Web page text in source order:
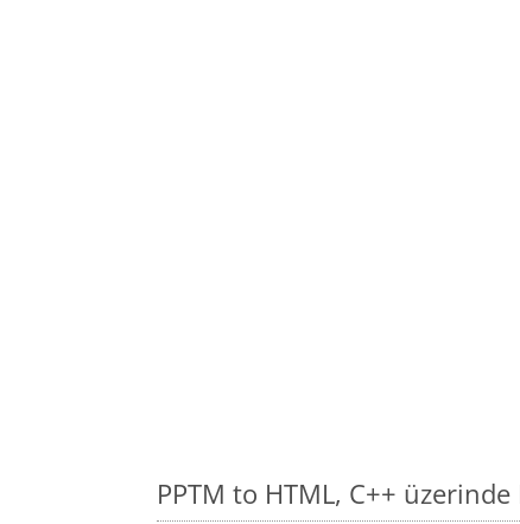
PPTM to HTML, C++